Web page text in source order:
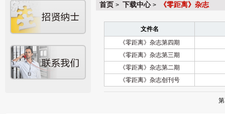
首页 > 下载中心 > 《零距离》杂志
文件名
《零距离》杂志第四期
《零距离》杂志第三期
《零距离》杂志第二期
《零距离》杂志创刊号